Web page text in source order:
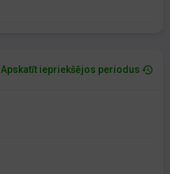
Apskatīt iepriekšējos periodus